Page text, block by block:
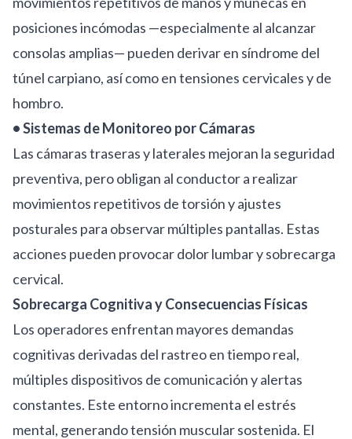
posiciones incómodas —especialmente al alcanzar
consolas amplias— pueden derivar en síndrome del
túnel carpiano, así como en tensiones cervicales y de
hombro.
• Sistemas de Monitoreo por Cámaras
Las cámaras traseras y laterales mejoran la seguridad
preventiva, pero obligan al conductor a realizar
movimientos repetitivos de torsión y ajustes
posturales para observar múltiples pantallas. Estas
acciones pueden provocar dolor lumbar y sobrecarga
cervical.
Sobrecarga Cognitiva y Consecuencias Físicas
Los operadores enfrentan mayores demandas
cognitivas derivadas del rastreo en tiempo real,
múltiples dispositivos de comunicación y alertas
constantes. Este entorno incrementa el estrés
mental, generando tensión muscular sostenida. El